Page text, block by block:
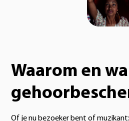
Waarom en
Of je nu bezoeker bent of